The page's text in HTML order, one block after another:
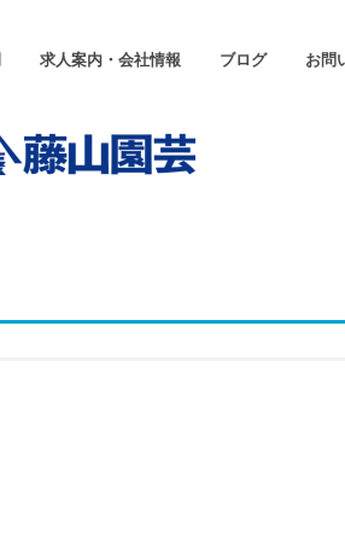
求人案内・会社情報 ブログ お問